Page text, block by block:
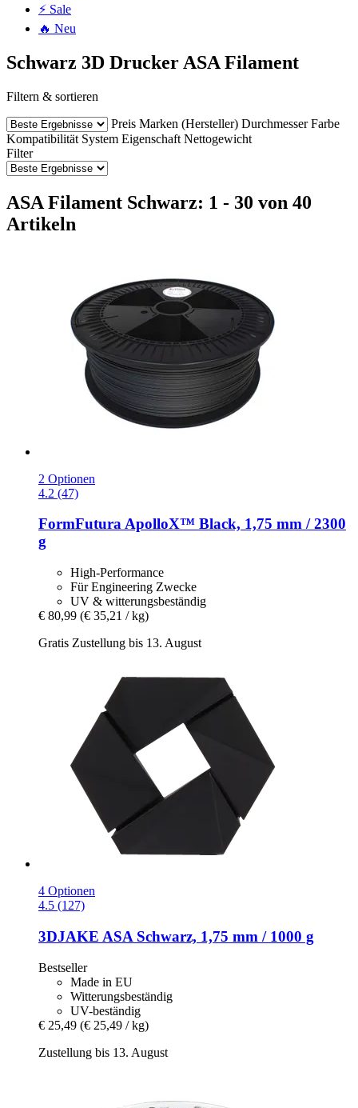
⚡ Sale
🔥 Neu
Schwarz 3D Drucker ASA Filament
Filtern & sortieren
Preis Marken (Hersteller) Durchmesser Farbe
Kompatibilität System Eigenschaft Nettogewicht
Filter
ASA Filament Schwarz: 1 - 30 von 40
Artikeln
2 Optionen
4.2 (47)
FormFuturaApolloX™ Black, 1,75 mm / 2300
g
High-Performance
Für Engineering Zwecke
UV & witterungsbeständig
€ 80,99 (€ 35,21 / kg)
Gratis Zustellung bis 13. August
4 Optionen
4.5 (127)
3DJAKE ASA Schwarz, 1,75 mm / 1000 g
Bestseller
Made in EU
Witterungsbeständig
UV-beständig
€ 25,49 (€ 25,49 / kg)
Zustellung bis 13. August